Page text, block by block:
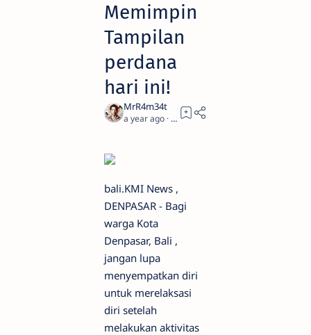
Memimpin
Tampilan
perdana
hari ini!
a year ago 6
bali.KMI News ,
DENPASAR - Bagi
warga Kota
Denpasar, Bali ,
jangan lupa
menyempatkan diri
untuk merelaksasi
diri setelah
melakukan aktivitas